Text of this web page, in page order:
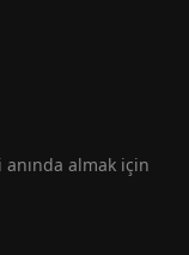
almak için